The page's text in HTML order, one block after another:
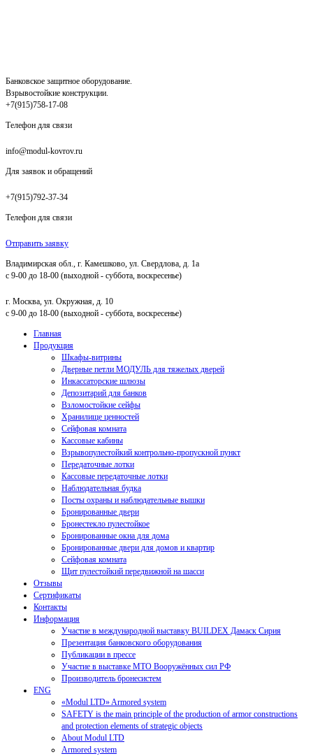
Банковское защитное оборудование.
Взрывостойкие конструкции.
+7(915)758-17-08
Телефон для связи
info@modul-kovrov.ru
Для заявок и обращений
+7(915)792-37-34
Телефон для связи
Отправить заявку
Владимирская обл., г. Камешково, ул. Свердлова, д. 1а
с 9-00 до 18-00 (выходной - суббота, воскресенье)
г. Москва, ул. Окружная, д. 10
с 9-00 до 18-00 (выходной - суббота, воскресенье)
Главная
Продукция
Шкафы-витрины
Дверные петли МОДУЛЬ для тяжелых дверей
Инкассаторские шлюзы
Депозитарий для банков
Взломостойкие сейфы
Хранилище ценностей
Сейфовая комната
Кассовые кабины
Взрывопулестойкий контрольно-пропускной пункт
Передаточные лотки
Кассовые передаточные лотки
Наблюдательная будка
Посты охраны и наблюдательные вышки
Бронированные двери
Бронестекло пулестойкое
Бронированные окна для дома
Бронированные двери для домов и квартир
Сейфовая комната
Щит пулестойкий передвижной на шасси
Отзывы
Сертификаты
Контакты
Информация
Участие в международной выставку BUILDEX Дамаск Сирия
Презентация банковского оборудования
Публикации в прессе
Участие в выставке МТО Вооружённых сил РФ
Производитель бронесистем
ENG
«Modul LTD» Armored system
SAFETY is the main principle of the production of armor constructions
and protection elements of strategic objects
About Modul LTD
Armored system